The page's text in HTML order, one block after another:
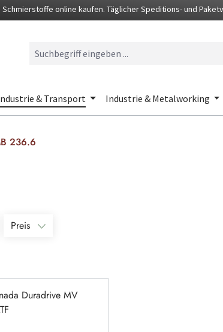
Schmierstoffe online kaufen. Täglicher Speditions- und
& Transport Industrie & Metalworking
236.6
Preis